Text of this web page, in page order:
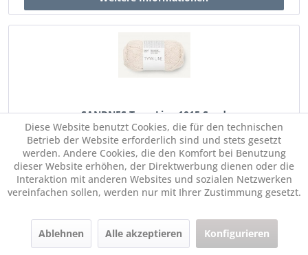
SANDNES Tynn Line 1015 Sand
Im Set: € 6,65 *
Diese Website benutzt Cookies, die für den technischen
Betrieb der Website erforderlich sind und stets gesetzt
werden. Andere Cookies, die den Komfort bei Benutzung
dieser Website erhöhen, der Direktwerbung dienen oder die
Interaktion mit anderen Websites und sozialen Netzwerken
vereinfachen sollen, werden nur mit Ihrer Zustimmung gesetzt.
Ablehnen Alle akzeptieren Konfigurieren